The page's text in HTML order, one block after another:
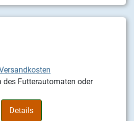
des Futterautomaten oder
Details